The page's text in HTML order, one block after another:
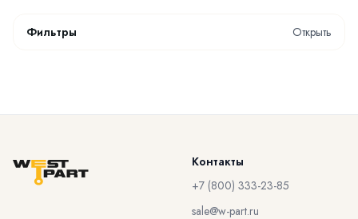
Фильтры Открыть
Контакты
+7 (800) 333-23-85
sale@w-part.ru